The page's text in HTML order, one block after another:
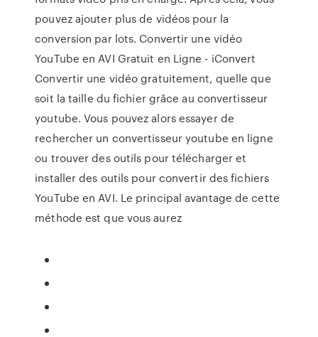
pouvez ajouter plus de vidéos pour la
conversion par lots. Convertir une vidéo
YouTube en AVI Gratuit en Ligne - iConvert
Convertir une vidéo gratuitement, quelle que
soit la taille du fichier grâce au convertisseur
youtube. Vous pouvez alors essayer de
rechercher un convertisseur youtube en ligne
ou trouver des outils pour télécharger et
installer des outils pour convertir des fichiers
YouTube en AVI. Le principal avantage de cette
méthode est que vous aurez